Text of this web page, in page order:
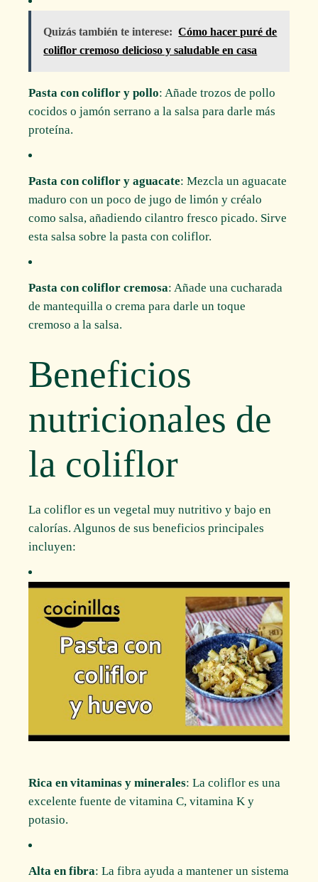
Quizás también te interese: Cómo hacer puré de
coliflor cremoso delicioso y saludable en casa
Pasta con coliflor y pollo: Añade trozos de pollo
cocidos o jamón serrano a la salsa para darle más
proteína.
Pasta con coliflor y aguacate: Mezcla un aguacate
maduro con un poco de jugo de limón y créalo
como salsa, añadiendo cilantro fresco picado. Sirve
esta salsa sobre la pasta con coliflor.
Pasta con coliflor cremosa: Añade una cucharada
de mantequilla o crema para darle un toque
cremoso a la salsa.
Beneficios
nutricionales de
la coliflor
La coliflor es un vegetal muy nutritivo y bajo en
calorías. Algunos de sus beneficios principales
incluyen:
Rica en vitaminas y minerales: La coliflor es una
excelente fuente de vitamina C, vitamina K y
potasio.
Alta en fibra: La fibra ayuda a mantener un sistema